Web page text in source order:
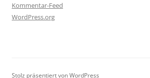
Kommentar-Feed
WordPress.org
Stolz präsentiert von WordPress